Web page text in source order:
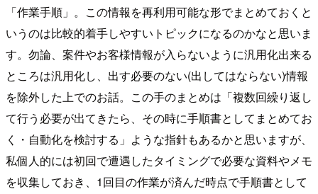
「作業手順」。この情報を再利用可能な形でまとめておくと
いうのは比較的着手しやすいトピックになるのかなと思いま
す。勿論、案件やお客様情報が入らないように汎用化出来る
ところは汎用化し、出す必要のない(出してはならない)情報
を除外した上でのお話。この手のまとめは「複数回繰り返し
て行う必要が出てきたら、その時に手順書としてまとめてお
く・自動化を検討する」ような指針もあるかと思いますが、
私個人的には初回で遭遇したタイミングで必要な資料やメモ
を収集しておき、1回目の作業が済んだ時点で手順書として